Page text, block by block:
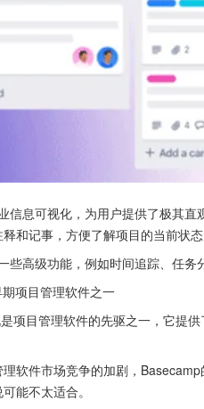
信息可视化，为用户提供了极其
和记事，方便了解项目的当前状态
些高级功能，例如时间追踪、任务
项目管理软件之一
项目管理软件的先驱之一，它提
软件市场竞争的加剧，
能不太适合。